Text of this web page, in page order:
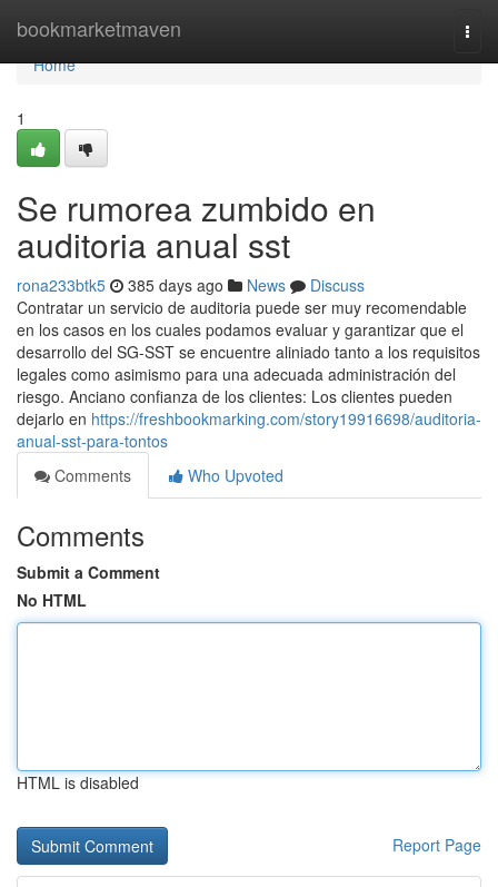
bookmarketmaven
Home
Home
1
Se rumorea zumbido en
auditoria anual sst
rona233btk5 385 days ago News
Discuss
Contratar un servicio de auditoria puede ser muy recomendable
en los casos en los cuales podamos evaluar y garantizar que el
desarrollo del SG-SST se encuentre aliniado tanto a los requisitos
legales como asimismo para una adecuada administración del
riesgo. Anciano confianza de los clientes: Los clientes pueden
dejarlo en https://freshbookmarking.com/story19916698/auditoria-
anual-sst-para-tontos
Comments
Who Upvoted
Comments
Submit a Comment
No HTML
HTML is disabled
Report Page